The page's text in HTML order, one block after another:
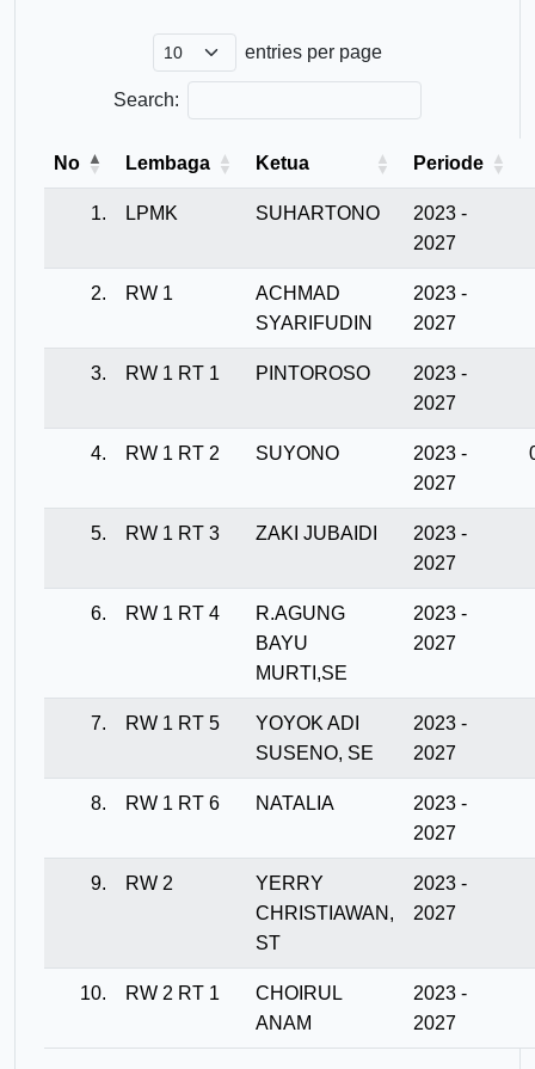
entries per page
Search:
No Lembaga Ketua Periode
1. LPMK SUHARTONO
2023 -
2027
2. RW 1
ACHMAD
SYARIFUDIN
2023 -
2027
3. RW 1 RT 1 PINTOROSO
2023 -
2027
4. RW 1 RT 2 SUYONO
2023 -
2027
5. RW 1 RT 3 ZAKI JUBAIDI
2023 -
2027
6. RW 1 RT 4
R.AGUNG
BAYU
MURTI,SE
2023 -
2027
7. RW 1 RT 5
YOYOK ADI
SUSENO, SE
2023 -
2027
8. RW 1 RT 6 NATALIA
2023 -
2027
9. RW 2
YERRY
CHRISTIAWAN,
ST
2023 -
2027
10. RW 2 RT 1
CHOIRUL
ANAM
2023 -
2027